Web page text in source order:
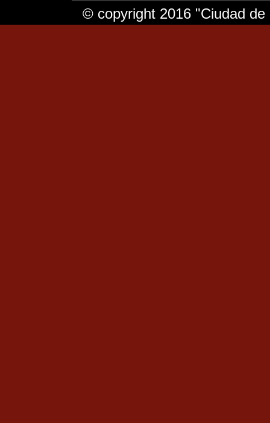
© copyright 2016 "Ciudad